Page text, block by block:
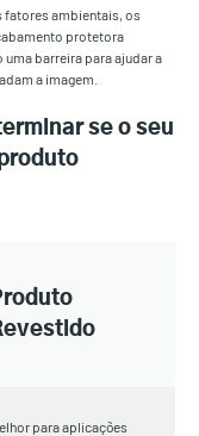
fatores ambientais, os
protetora
barreira para ajudar a
a imagem.
se o seu
para aplicações